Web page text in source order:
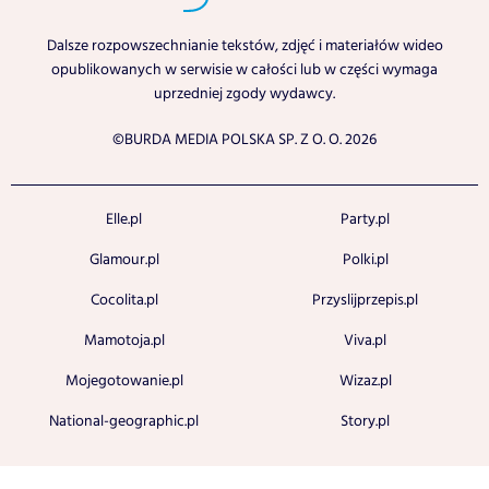
Dalsze rozpowszechnianie tekstów, zdjęć i materiałów wideo
opublikowanych w serwisie w całości lub w części wymaga
uprzedniej zgody wydawcy.
©BURDA MEDIA POLSKA SP. Z O. O. 2026
Elle.pl
Glamour.pl
Cocolita.pl
Mamotoja.pl
Mojegotowanie.pl
National-geographic.pl
Party.pl
Polki.pl
Przyslijprzepis.pl
Viva.pl
Wizaz.pl
Story.pl